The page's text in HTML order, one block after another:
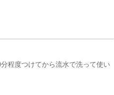
程度つけてから流水で洗って使い